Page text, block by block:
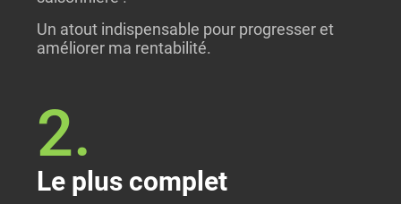
Un atout indispensable pour progresser et
améliorer ma rentabilité.
2.
Le plus complet